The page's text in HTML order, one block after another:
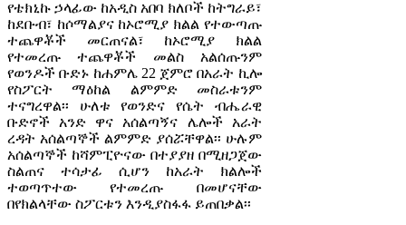
የቴክኒኩ ኃላፊው ከአዲስ አበባ ክለቦች ከትግራይ፣
ከደቡብ፣ ከሶማልያና ከኦሮሚያ ክልል የተውጣጡ
ተጨዋቾች መርጠናል፣ ከኦሮሚያ ክልል
የተመረጡ ተጨዋቾች መልስ አልሰጡንም
የወንዶች ቡድኑ ከሐምሌ 22 ጀምሮ በአራት ኪሎ
የስፖርት ማዕከል ልምምድ መስራቱንም
ተናግረዋል፡፡ ሁለቱ የወንድና የሴት ብሔራዊ
ቡድኖች አንድ ዋና አሰልጣኝና ሌሎች አራት
ረዳት አሰልጣኞች ልምምድ ያሰሯቸዋል፡፡ ሁሉም
አሰልጣኞች ከሻምፒዮናው በተያያዘ በሚዘጋጀው
ስልጠና ተሳታፊ ሲሆን ከአራት ክልሎች
ተወጣጥተው የተመረጡ በመሆናቸው
በየክልላቸው ስፖርቱን እንዲያስፋፋ ይጠበቃል፡፡